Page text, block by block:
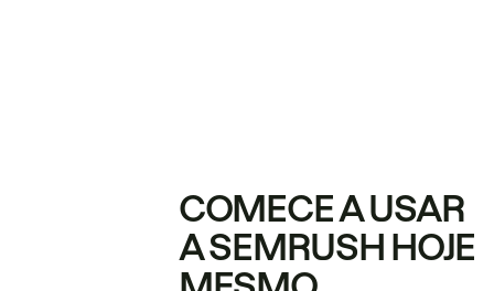
COMECE A USAR
A SEMRUSH HOJE